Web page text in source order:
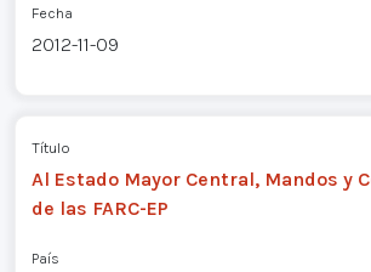
Fecha
2012-11-09
Título
Al Estado Mayor Central, Mandos y
de las FARC-EP
País